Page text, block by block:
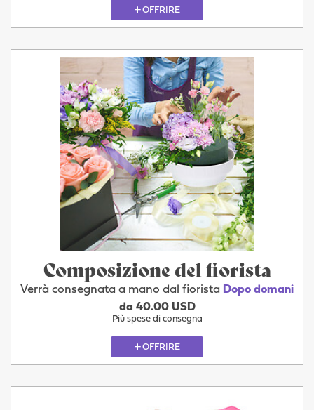
OFFRIRE
Composizione del fiorista
Verrà consegnata a mano dal fiorista Dopo domani
da 40.00 USD
Più spese di consegna
OFFRIRE